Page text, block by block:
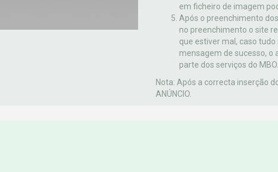
em ficheiro de imagem
Após o preenchimento
no preenchimento o site
que estiver mal, caso
mensagem de sucesso, o
parte dos serviços do
Nota: Após a correcta inserção
ANÚNCIO.